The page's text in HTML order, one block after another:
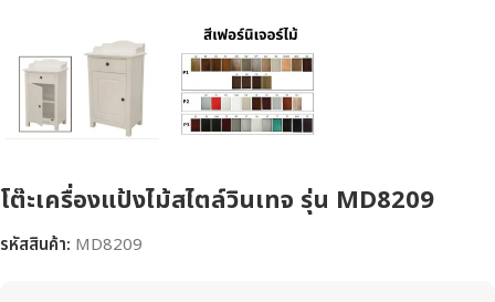
โต๊ะเครื่องแป้งไม้สไตล์วินเทจ รุ่น MD8209
รหัสสินค้า: MD8209